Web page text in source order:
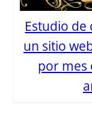
Estudio de
un sitio
por mes